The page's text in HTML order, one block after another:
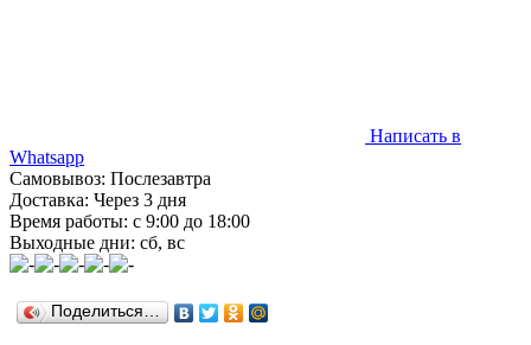
Написать в
Whatsapp
Самовывоз: Послезавтра
Доставка: Через 3 дня
Время работы: с 9:00 до 18:00
Выходные дни: сб, вс
Поделиться…